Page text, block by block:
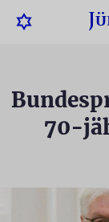
70-